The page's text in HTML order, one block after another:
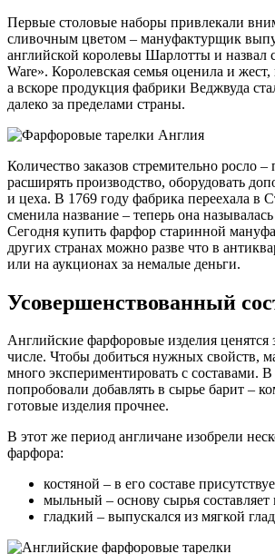
Первые столовые наборы привлекали
сливочным цветом – мануфактурщик
английской королевы Шарлотты и назвал
Ware». Королевская семья оценила и
а вскоре продукция фабрики Веджвуда
далеко за пределами страны.
Количество заказов стремительно росло
расширять производство, оборудовать
и цеха. В 1769 году фабрика переехала в
сменила название – теперь она
Сегодня купить фарфор старинной
других странах можно разве что в
или на аукционах за немалые деньги.
Усовершенствованный
Английские фарфоровые изделия ценятся
числе. Чтобы добиться нужных свойств,
много экспериментировать с составами.
попробовали добавлять в сырье барит –
готовые изделия прочнее.
В этот же период англичане изобрели
фарфора:
костяной – в его составе
мыльный – основу сырья
гладкий – выпускался из мягкой